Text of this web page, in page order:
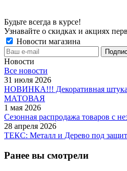
Будьте всегда в курсе!
Узнавайте о скидках и акциях
Новости магазина
Новости
Все новости
31 июля 2026
НОВИНКА!!! Декоративная
МАТОВАЯ
1 мая 2026
Сезонная распродажа товаров с
28 апреля 2026
ТЕКС: Металл и Дерево под
Ранее вы смотрели